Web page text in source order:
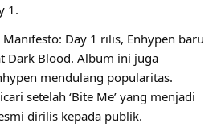
1.
Day 1 rilis, Enhypen baru
Dark Blood. Album ini juga
mendulang popularitas.
setelah ‘Bite Me’ yang menjadi
dirilis kepada publik.